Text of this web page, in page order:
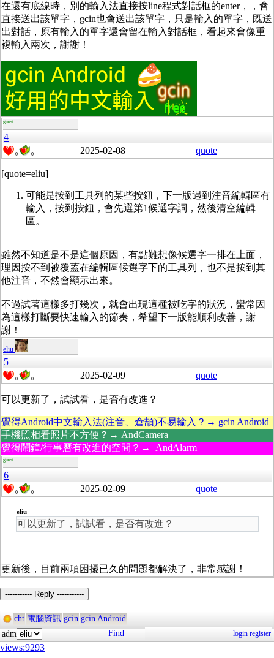
在還有底線時，別的輸入法直接按line程式對話框的enter，，會
直接送出該單字，gcin也會送出該單字，只是輸入的單字，既送
出對話，原有輸入的單字還會留在輸入對話框，看起來會像重
複輸入兩次，謝謝！
guest
4
0 0 2025-02-08 quote
[quote=eliu]
可能是按到工具列的某些按鈕，下一版遇到注音編輯區有
輸入，按到按鈕，會先選第1候選字詞，然後清空編輯
區。
雖然不知道是不是這個原因，有點難想像候選字一排在上面，
理因按不到被覆蓋在編輯區候選字下的工具列，也不是按到其
他注音，不然會顯示出來。
不過試著這樣多打幾次，就會出現這種被吃字的狀況，蠻常因
為這樣打斷要快速輸入的節奏，希望下一版能順利改善，謝
謝！
eliu
5
0 0 2025-02-09 quote
可以更新了，試試看，是否有改進？
覺得Android中文輸入法(注音、倉頡)不易輸入？→ gcin Android
手機照相看照片不方便？→ AndCamera
覺得鬧鐘/行事曆有改進的空間？→ AndAlarm
guest
6
0 0 2025-02-09 quote
eliu
可以更新了，試試看，是否有改進？
更新後，目前兩項困擾已久的問題都解決了，非常感謝！
----------- Reply -----------
cht 電腦資訊 gcin gcin Android
adm
Find login register
views:9293